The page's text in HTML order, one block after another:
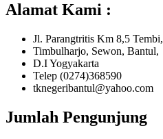
Alamat Kami :
Jl. Parangtritis Km 8,5 Tembi,
Timbulharjo, Sewon, Bantul,
D.I Yogyakarta
Telep (0274)368590
tknegeribantul@yahoo.com
Jumlah Pengunjung